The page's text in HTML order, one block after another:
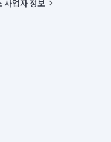
사업자 정보
: 291-87-00271 | 인허가번호 :
호 : 2024-서울종로-1400(공정거
VICTOR COLUMBIA RHEE
특별시 종로구 율곡로 6(중학동
특별시 종로구 수송동 율곡로